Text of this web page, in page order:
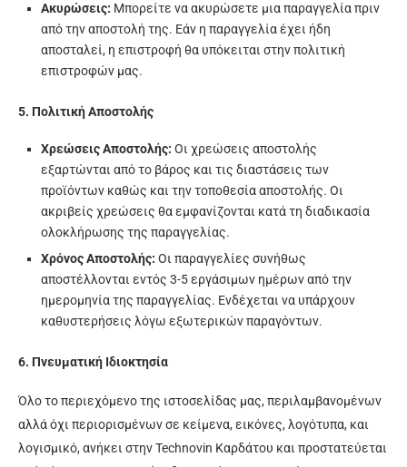
Ακυρώσεις: Μπορείτε να ακυρώσετε μια παραγγελία πριν
από την αποστολή της. Εάν η παραγγελία έχει ήδη
αποσταλεί, η επιστροφή θα υπόκειται στην πολιτική
επιστροφών μας.
5. Πολιτική Αποστολής
Χρεώσεις Αποστολής: Οι χρεώσεις αποστολής
εξαρτώνται από το βάρος και τις διαστάσεις των
προϊόντων καθώς και την τοποθεσία αποστολής. Οι
ακριβείς χρεώσεις θα εμφανίζονται κατά τη διαδικασία
ολοκλήρωσης της παραγγελίας.
Χρόνος Αποστολής: Οι παραγγελίες συνήθως
αποστέλλονται εντός 3-5 εργάσιμων ημέρων από την
ημερομηνία της παραγγελίας. Ενδέχεται να υπάρχουν
καθυστερήσεις λόγω εξωτερικών παραγόντων.
6. Πνευματική Ιδιοκτησία
Όλο το περιεχόμενο της ιστοσελίδας μας, περιλαμβανομένων
αλλά όχι περιορισμένων σε κείμενα, εικόνες, λογότυπα, και
λογισμικό, ανήκει στην Technovin Καρδάτου και προστατεύεται